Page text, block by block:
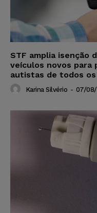
STF amplia isenção
veículos novos para
autistas de todos os
Karina Silvério - 07/